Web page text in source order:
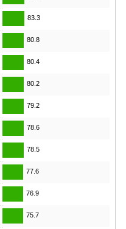
83.3
80.8
80.4
80.2
79.2
78.6
78.5
77.6
76.9
75.7